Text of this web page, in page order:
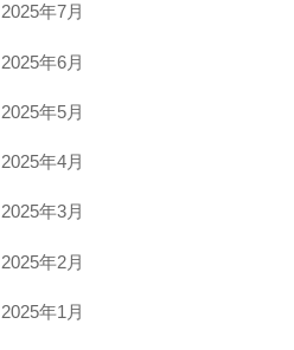
2025年7月
2025年6月
2025年5月
2025年4月
2025年3月
2025年2月
2025年1月